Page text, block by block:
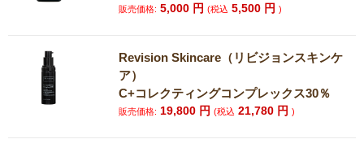
販売価格: 5,000 円(税込 5,500 円)
Revision Skincare（リビジョンスキンケ
ア）
C+コレクティングコンプレックス30％
販売価格: 19,800 円(税込 21,780 円)